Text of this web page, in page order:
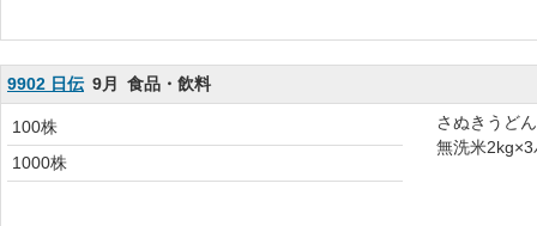
9902 日伝 9月 食品・飲料
100株
1000株
さぬきうど
無洗米2kg×3